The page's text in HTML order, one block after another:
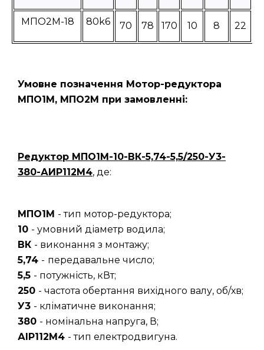
МПО2М-18 80k6 70 78 170 10 8 22
Умовне позначення Мотор-редуктора
МПО1М, МПО2М при замовленні:
Редуктор МПО1М-10-ВК-5,74-5,5/250-У3-
380-АИР112М4, де:
МПО1М - тип мотор-редуктора;
10 - умовний діаметр водила;
ВК - виконання з монтажу;
5,74 - передавальне число;
5,5 - потужність, кВт;
250 - частота обертання вихідного валу, об/хв;
У3 - кліматичне виконання;
380 - номінальна напруга, В;
АІР112М4 - тип електродвигуна.